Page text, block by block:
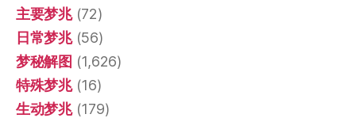
主要梦兆(72)
日常梦兆(56)
梦秘解图 (1,626)
特殊梦兆(16)
生动梦兆(179)